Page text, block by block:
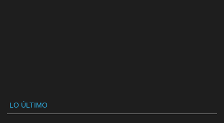
LO ÚLTIMO